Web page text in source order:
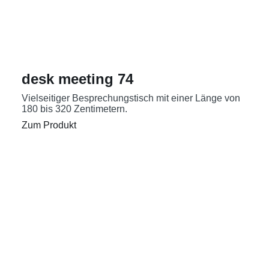
desk meeting 74
Vielseitiger Besprechungstisch mit einer Länge von
180 bis 320 Zentimetern.
Zum Produkt